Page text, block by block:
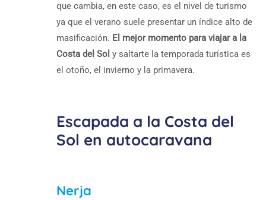
que cambia, en este caso, es el nivel de turismo
ya que el verano suele presentar un índice alto de
masificación. El mejor momento para viajar a la
Costa del Sol y saltarte la temporada turística es
el otoño, el invierno y la primavera.
Escapada a la Costa del
Sol en autocaravana
Nerja